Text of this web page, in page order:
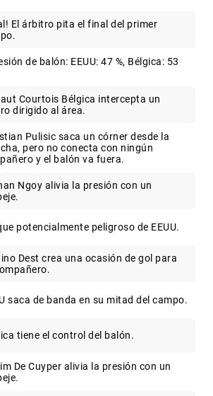
El árbitro pita el final del primer
de balón: EEUU: 47 %, Bélgica: 53
Courtois Bélgica intercepta un
dirigido al área.
Pulisic saca un córner desde la
pero no conecta con ningún
y el balón va fuera.
Ngoy alivia la presión con un
potencialmente peligroso de EEUU.
Dest crea una ocasión de gol para
saca de banda en su mitad del campo.
tiene el control del balón.
De Cuyper alivia la presión con un